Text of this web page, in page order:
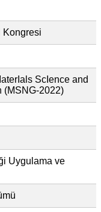
Kongresi
ScIence and
(MSNG-2022)
Uygulama ve